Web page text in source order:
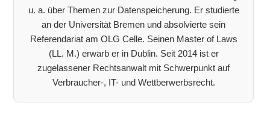
u. a. über Themen zur Datenspeicherung. Er studierte
an der Universität Bremen und absolvierte sein
Referendariat am OLG Celle. Seinen Master of Laws
(LL. M.) erwarb er in Dublin. Seit 2014 ist er
zugelassener Rechtsanwalt mit Schwerpunkt auf
Verbraucher-, IT- und Wettberwerbsrecht.